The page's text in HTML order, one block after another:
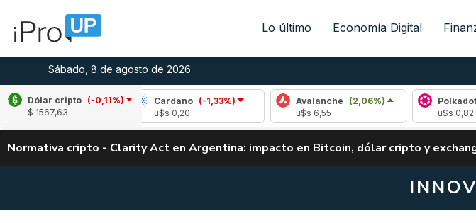
Lo último Economía Digital
Sábado, 8 de agosto de 2026
Dólar cripto (-0,11%)
$ 1567,63
(0,39%)
Cardano
(-1,33%)
u$s 0,20
Avalanche (2,06%)
u$s 6,55
Polkadot
u$s 0,82
Normativa cripto - Clarity Act en Argentina: impacto en Bitcoin, dólar cripto y